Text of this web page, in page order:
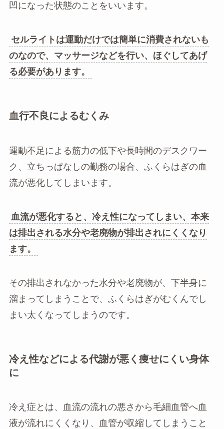
凹になった状態のことをいいます。
セルライトは運動だけでは簡単に消費されないも
のなので、マッサージなどを行い、ほぐしてあげ
る必要があります。
血行不良によるむくみ
運動不足による筋力の低下や長時間のデスクワー
ク、立ちっぱなしの勤務の場合、ふくらはぎの血
流が悪化してしまいます。
血流が悪化すると、冷え性になってしまい、本来
は排出される水分や老廃物が排出されにくくなり
ます。
その排出されなかった水分や老廃物が、下半身に
溜まってしまうことで、ふくらはぎがむくんでし
まい太くなってしまうのです。
冷え性などによる代謝が悪く痩せにくい身体
に
冷え症とは、血流の流れの悪さから毛細血管へ血
液が流れにくくなり、血管が収縮してしまうこと